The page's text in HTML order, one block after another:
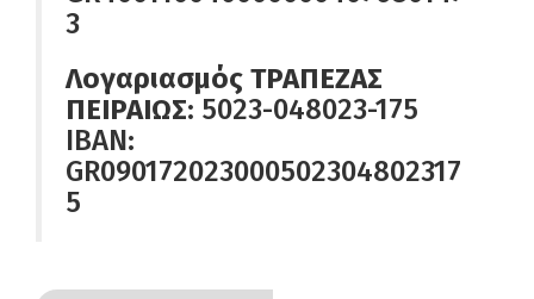
3
Λογαριασμός ΤΡΑΠΕΖΑΣ
ΠΕΙΡΑΙΩΣ: 5023-048023-175
ΙΒΑΝ:
GR090172023000502304802317
5